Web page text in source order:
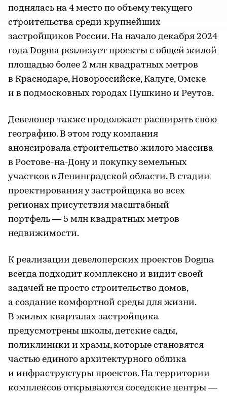
поднялась на 4 место по объему текущего
строительства среди крупнейших
застройщиков России. На начало декабря 2024
года Dogma реализует проекты с общей жилой
площадью более 2 млн квадратных метров
в Краснодаре, Новороссийске, Калуге, Омске
и в подмосковных городах Пушкино и Реутов.
Девелопер также продолжает расширять свою
географию. В этом году компания
анонсировала строительство жилого массива
в Ростове-на-Дону и покупку земельных
участков в Ленинградской области. В стадии
проектирования у застройщика во всех
регионах присутствия масштабный
портфель — 5 млн квадратных метров
недвижимости.
К реализации девелоперских проектов Dogma
всегда подходит комплексно и видит своей
задачей не просто строительство домов,
а создание комфортной среды для жизни.
В жилых кварталах застройщика
предусмотрены школы, детские сады,
поликлиники и храмы, которые становятся
частью единого архитектурного облика
и инфраструктуры проектов. На территории
комплексов открываются соседские центры —